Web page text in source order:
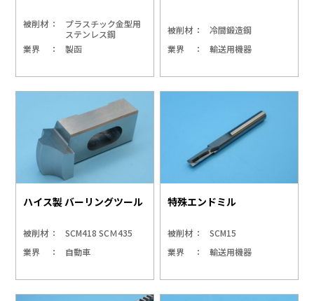
被削材
プラスチック金型用
ステンレス鋼
業界
製函
被削材
冷間鍛造鋼
業界
輸送用機器
ハイス製 バーリングツール
被削材
SCM418 SCＭ435
業界
自動車
特殊エンドミル
被削材
SCM15
業界
輸送用機器